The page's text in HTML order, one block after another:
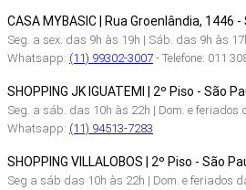
CASA MYBASIC | Rua Groenlândia, 1446 -
Seg. a sex. das 9h às 19h | Sáb. das 9h às
Whatsapp: (11) 99302-3007- Telefone: 011
SHOPPING JK IGUATEMI | 2º Piso - São
Seg. a sáb. das 10h às 22h | Dom. e feriados
Whatsapp: (11) 94513-7283
SHOPPING VILLALOBOS | 2º Piso - São
Seg a sáb das 10h às 22h | Dom. e feriados